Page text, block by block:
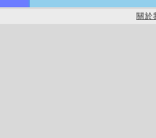
關於